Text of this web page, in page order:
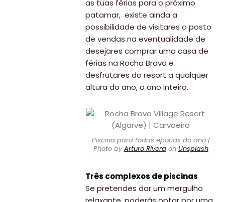
as tuas férias para o próximo
patamar, existe ainda a
possibilidade de visitares o posto
de vendas na eventualidade de
desejares comprar uma casa de
férias na Rocha Brava e
desfrutares do resort a qualquer
altura do ano, o ano inteiro.
Piscina para todas épocas do ano |
Photo byArturo Riveraon Unsplash
Três complexos de piscinas
Se pretendes dar um mergulho